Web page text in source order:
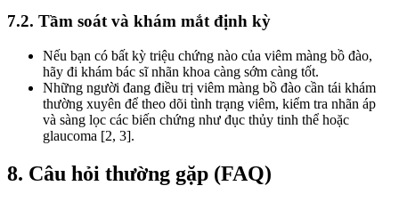
7.2. Tầm soát và khám mắt định kỳ
Nếu bạn có bất kỳ triệu chứng nào của viêm màng bồ đào,
hãy đi khám bác sĩ nhãn khoa càng sớm càng tốt.
Những người đang điều trị viêm màng bồ đào cần tái khám
thường xuyên để theo dõi tình trạng viêm, kiểm tra nhãn áp
và sàng lọc các biến chứng như đục thủy tinh thể hoặc
glaucoma [2, 3].
8. Câu hỏi thường gặp (FAQ)